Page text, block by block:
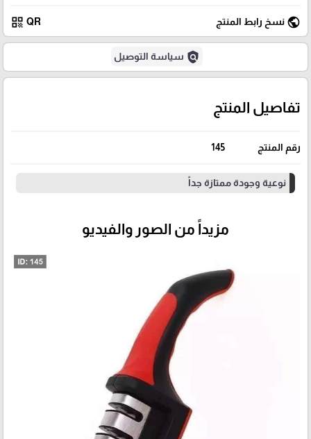
public نسخ رابط المنتج QR
qr_code
policy سياسة التوصيل
تفاصيل المنتج
رقم المنتج 145
نوعية وجودة ممتازة جداً
مزيداً من الصور والفيديو